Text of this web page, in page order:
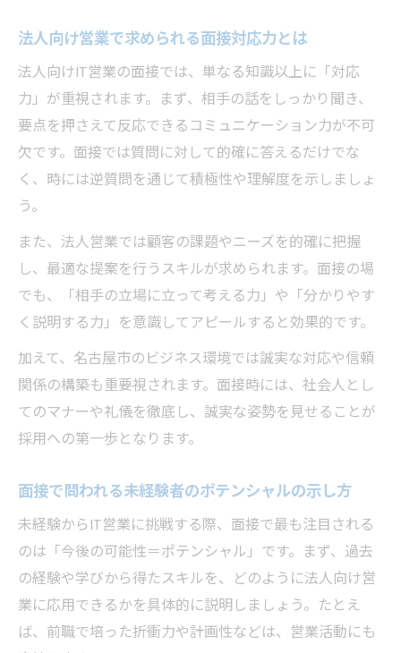
IT営業職でキャリアを広げるための面接術
法人向け営業で求められる面接対応力とは
法人向けIT営業の面接では、単なる知識以上に「対応
力」が重視されます。まず、相手の話をしっかり聞き、
要点を押さえて反応できるコミュニケーション力が不可
欠です。面接では質問に対して的確に答えるだけでな
く、時には逆質問を通じて積極性や理解度を示しましょ
う。
また、法人営業では顧客の課題やニーズを的確に把握
し、最適な提案を行うスキルが求められます。面接の場
でも、「相手の立場に立って考える力」や「分かりやす
く説明する力」を意識してアピールすると効果的です。
加えて、名古屋市のビジネス環境では誠実な対応や信頼
関係の構築も重要視されます。面接時には、社会人とし
てのマナーや礼儀を徹底し、誠実な姿勢を見せることが
採用への第一歩となります。
面接で問われる未経験者のポテンシャルの示し方
未経験からIT営業に挑戦する際、面接で最も注目される
のは「今後の可能性＝ポテンシャル」です。まず、過去
の経験や学びから得たスキルを、どのように法人向け営
業に応用できるかを具体的に説明しましょう。たとえ
ば、前職で培った折衝力や計画性などは、営業活動にも